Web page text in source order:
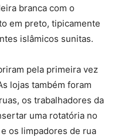
branca com o
em preto, tipicamente
islâmicos sunitas.
pela primeira vez
lojas também foram
os trabalhadores da
uma rotatória no
os limpadores de rua